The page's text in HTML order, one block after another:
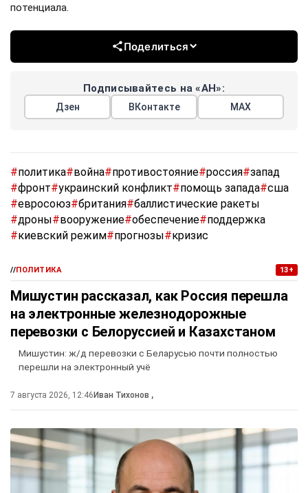
потенциала.
Поделиться
Подписывайтесь на «АН»:
Дзен ВКонтакте МАХ
#политика#война#противостояние#россия#запад
#фронт#украинский конфликт#помощь запада#сша
#евросоюз#британия#баллистические ракеты
#дроны#вооружение#обеспечение#поддержка
#киевский режим#прогнозы#кризис
//ПОЛИТИКА 13+
Мишустин рассказал, как Россия перешла
на электронные железнодорожные
перевозки с Белоруссией и Казахстаном
Мишустин: ж/д перевозки с Беларусью почти полностью
перешли на электронный учё
7 августа 2026, 12:46Иван Тихонов ,